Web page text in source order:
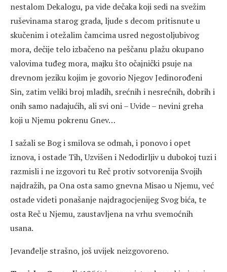
nestalom Dekalogu, pa vide dečaka koji sedi na svežim
ruševinama starog grada, ljude s decom pritisnute u
skučenim i otežalim čamcima usred negostoljubivog
mora, dečije telo izbačeno na peščanu plažu okupano
valovima tuđeg mora, majku što očajnički psuje na
drevnom jeziku kojim je govorio Njegov Jedinorođeni
Sin, zatim veliki broj mladih, srećnih i nesrećnih, dobrih i
onih samo nadajućih, ali svi oni – Uvide – nevini greha
koji u Njemu pokrenu Gnev…
I sažali se Bog i smilova se odmah, i ponovo i opet
iznova, i ostade Tih, Uzvišen i Nedodirljiv u dubokoj tuzi i
razmisli i ne izgovori tu Reč protiv sotvorenija Svojih
najdražih, pa Ona osta samo gnevna Misao u Njemu, već
ostade videti ponašanje najdragocjenijeg Svog bića, te
osta Reč u Njemu, zaustavljena na vrhu svemoćnih
usana.
Jevanđelje strašno, još uvijek neizgovoreno.